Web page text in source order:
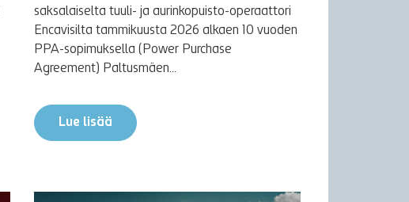
saksalaiselta tuuli- ja aurinkopuisto-operaattori
Encavisilta tammikuusta 2026 alkaen 10 vuoden
PPA-sopimuksella (Power Purchase
Agreement) Paltusmäen...
Lue lisää